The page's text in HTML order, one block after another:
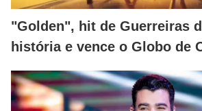
"Golden", hit de Guerreiras
história e vence o Globo de